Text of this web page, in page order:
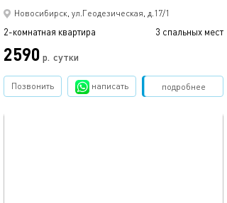
Новосибирск, ул.Геодезическая, д.17/1
2-комнатная квартира 3 спальных мест
2590 р. сутки
подробнее
Позвонить написать Забронировать